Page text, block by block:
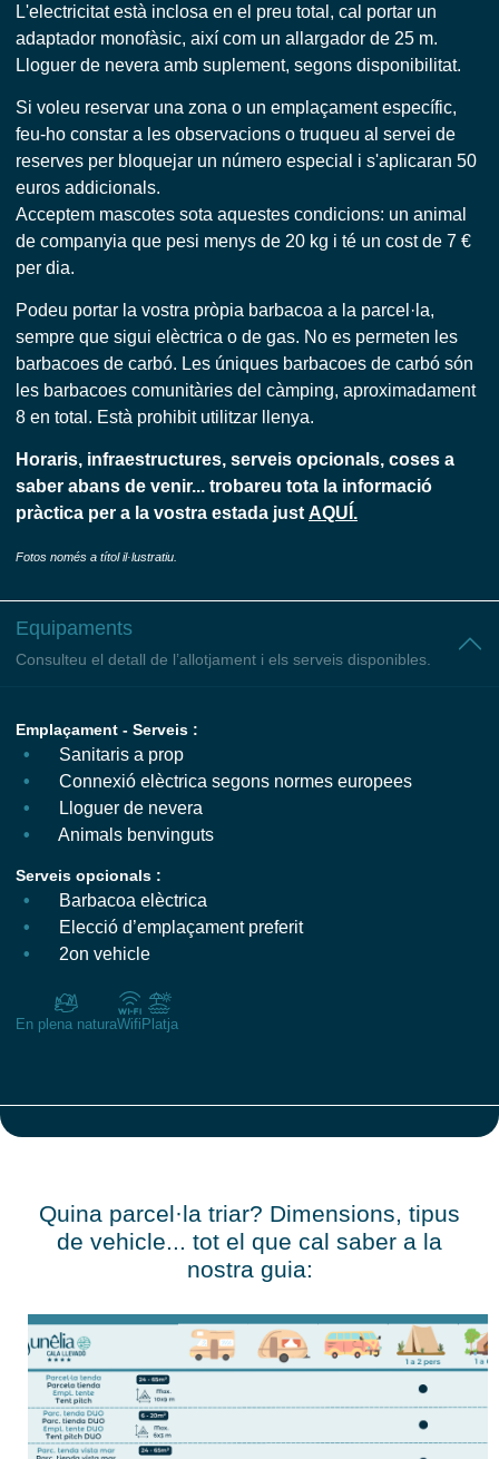
L'electricitat està inclosa en el preu total, cal portar un
adaptador monofàsic, així com un allargador de 25 m.
Lloguer de nevera amb suplement, segons disponibilitat.
Si voleu reservar una zona o un emplaçament específic,
feu-ho constar a les observacions o truqueu al servei de
reserves per bloquejar un número especial i s'aplicaran 50
euros addicionals.
Acceptem mascotes sota aquestes condicions: un animal
de companyia que pesi menys de 20 kg i té un cost de 7 €
per dia.
Podeu portar la vostra pròpia barbacoa a la parcel·la,
sempre que sigui elèctrica o de gas. No es permeten les
barbacoes de carbó. Les úniques barbacoes de carbó són
les barbacoes comunitàries del càmping, aproximadament
8 en total. Està prohibit utilitzar llenya.
Horaris, infraestructures, serveis opcionals, coses a
saber abans de venir... trobareu tota la informació
pràctica per a la vostra estada just AQUÍ.
Fotos només a títol il·lustratiu.
Equipaments
Consulteu el detall de l’allotjament i els serveis disponibles.
Emplaçament - Serveis :
Sanitaris a prop
Connexió elèctrica segons normes europees
Lloguer de nevera
Animals benvinguts
Serveis opcionals :
Barbacoa elèctrica
Elecció d’emplaçament preferit
2on vehicle
En plena naturaWifi Platja
Quina parcel·la triar? Dimensions, tipus
de vehicle... tot el que cal saber a la
nostra guia: